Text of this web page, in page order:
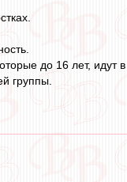
до 16 лет, идут
группы.